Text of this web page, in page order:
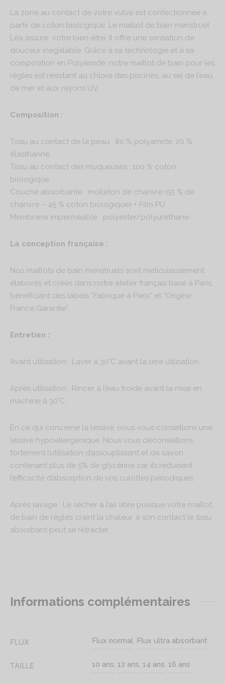
La zone au contact de votre vulve est confectionnée à
partir de coton biologique. Le maillot de bain menstruel
Léa assure votre bien-être. Il offre une sensation de
douceur inégalable. Grâce à sa technologie et à sa
composition en Polyamide, notre maillot de bain pour les
règles est résistant au chlore des piscines, au sel de l’eau
de mer et aux rayons UV.
Composition :
Tissu au contact de la peau : 80 % polyamide, 20 %
élasthanne.
Tissu au contact des muqueuses : 100 % coton
biologique
Couche absorbante : molleton de chanvre (55 % de
chanvre – 45 % coton biologique) + Film PU
Membrane imperméable : polyester/polyuréthane
La conception française :
Nos maillots de bain menstruels sont méticuleusement
élaborés et créés dans notre atelier français basé à Paris,
bénéficiant des labels “Fabriqué à Paris” et “Origine
France Garantie”.
Entretien :
Avant utilisation : Laver à 30°C avant la 1ère utilisation.
Après utilisation : Rincer à l’eau froide avant la mise en
machine à 30°C.
En ce qui concerne la lessive, nous vous conseillons une
lessive hypoallergénique. Nous vous déconseillons
fortement l’utilisation d’assouplissant et de savon
contenant plus de 5% de glycérine car ils réduisent
l’efficacité d’absorption de vos culottes périodiques.
Après lavage : Le sécher à l’air libre puisque votre maillot
de bain de règles craint la chaleur, à son contact le tissu
absorbant peut se rétracter.
Informations complémentaires
FLUX Flux normal, Flux ultra absorbant
TAILLE 10 ans, 12 ans, 14 ans, 16 ans